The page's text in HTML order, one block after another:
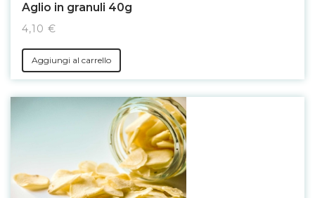
Aglio in granuli 40g
4,10 €
Aggiungi al carrello